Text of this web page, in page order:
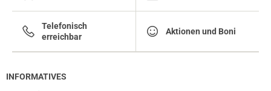
Telefonisch
erreichbar
Aktionen und Boni
INFORMATIVES